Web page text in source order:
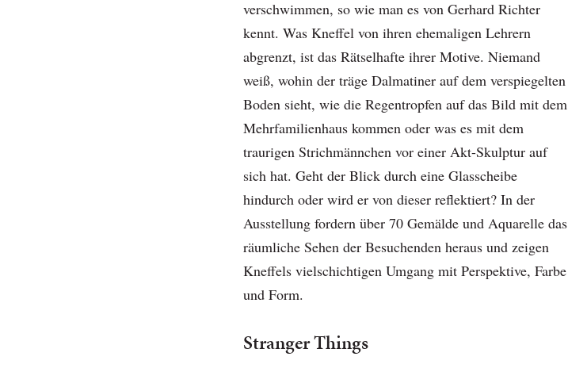
verschwimmen, so wie man es von Gerhard Richter
kennt. Was Kneffel von ihren ehemaligen Lehrern
abgrenzt, ist das Rätselhafte ihrer Motive. Niemand
weiß, wohin der träge Dalmatiner auf dem verspiegelten
Boden sieht, wie die Regentropfen auf das Bild mit dem
Mehrfamilienhaus kommen oder was es mit dem
traurigen Strichmännchen vor einer Akt-Skulptur auf
sich hat. Geht der Blick durch eine Glasscheibe
hindurch oder wird er von dieser reflektiert? In der
Ausstellung fordern über 70 Gemälde und Aquarelle das
räumliche Sehen der Besuchenden heraus und zeigen
Kneffels vielschichtigen Umgang mit Perspektive, Farbe
und Form.
Stranger Things